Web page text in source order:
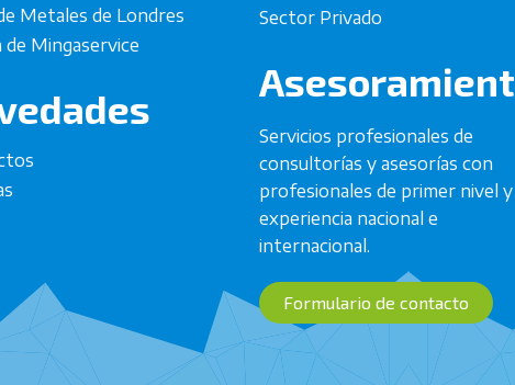
Metales de Londres
de Mingaservice
Sector Privado
Servicios profesionales de
consultorías y asesorías con
profesionales de primer nivel y
experiencia nacional e
internacional.
Formulario de contacto